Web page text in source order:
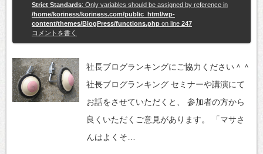
Strict Standards: Only variables should be assigned by reference in
/home/koriness/koriness.com/public_html/wp-
content/themes/BlogPress/functions.php on line 247
コメントを書く
社長ブログランキングにご協力ください＾＾
社長ブログランキング セミナーや講演にて
お話をさせていただくと、 参加者の方から
良くいただくご意見があります。 「マサさ
んはよくそ…